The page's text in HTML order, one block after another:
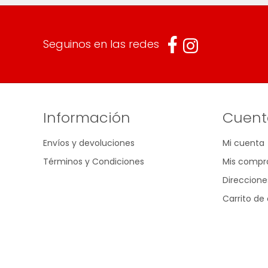
Seguinos en las redes
Información
Envíos y devoluciones
Términos y Condiciones
Mi cuenta
Mis
Carrito de